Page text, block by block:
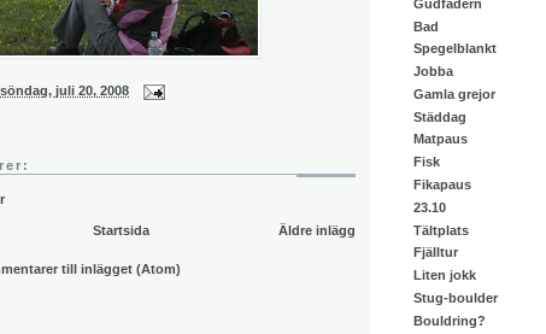
söndag, juli 20, 2008
Äldre inlägg
Startsida
till inlägget (Atom)
Gudfadern
Bad
Spegelblankt
Jobba
Gamla grejor
Städdag
Matpaus
Fisk
Fikapaus
23.10
Tältplats
Fjälltur
Liten jokk
Stug-boulder
Bouldring?